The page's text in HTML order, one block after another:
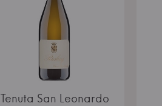
Tenuta San Leonardo